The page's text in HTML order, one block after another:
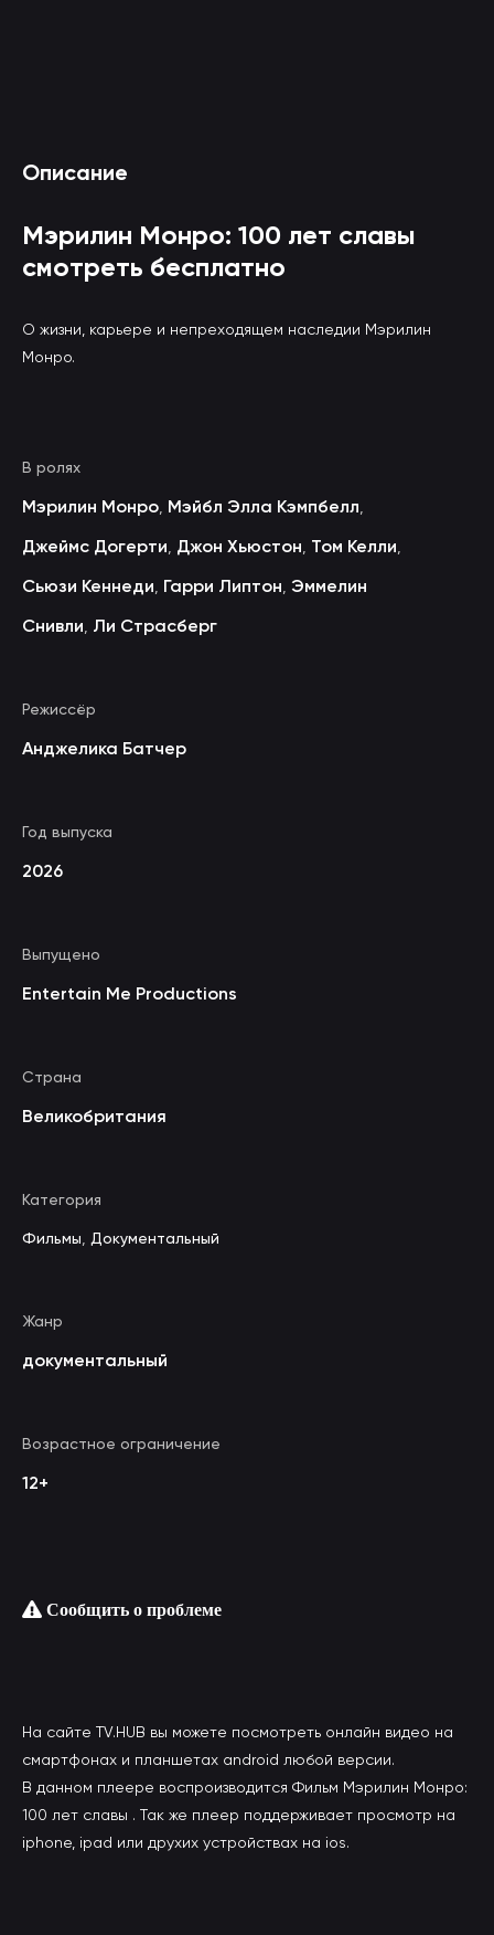
Описание
Мэрилин Монро: 100 лет славы
смотреть бесплатно
О жизни, карьере и непреходящем наследии Мэрилин
Монро.
В ролях
Мэрилин Монро Мэйбл Элла Кэмпбелл
Джеймс Догерти Джон Хьюстон Том Келли
Сьюзи Кеннеди Гарри Липтон Эммелин
Снивли Ли Страсберг
Режиссёр
Анджелика Батчер
Год выпуска
2026
Выпущено
Entertain Me Productions
Страна
Великобритания
Категория
Фильмы Документальный
Жанр
документальный
Возрастное ограничение
12+
Сообщить о проблеме
На сайте TV.HUB вы можете посмотреть онлайн видео на
смартфонах и планшетах android любой версии.
В данном плеере воспроизводится Фильм Мэрилин Монро:
100 лет славы . Так же плеер поддерживает просмотр на
iphone, ipad или друхих устройствах на ios.